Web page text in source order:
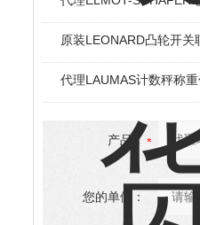
原装LEONARD凸轮开关
代理LAUMAS计数秤称
产品：
您的单位：